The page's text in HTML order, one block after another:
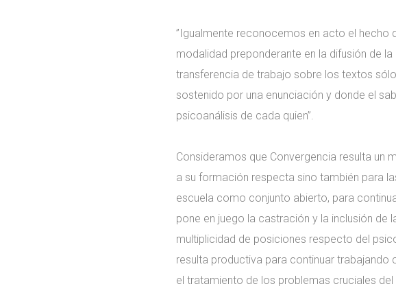
”Igualmente reconocemos en acto el hecho
modalidad preponderante en la difusión de
transferencia de trabajo sobre los textos
sostenido por una enunciación y donde el
psicoanálisis de cada quien”.
Consideramos que Convergencia resulta un
a su formación respecta sino también para
escuela como conjunto abierto, para
pone en juego la castración y la inclusión de
multiplicidad de posiciones respecto del
resulta productiva para continuar
el tratamiento de los problemas cruciales del